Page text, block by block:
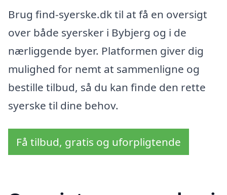
Brug find-syerske.dk til at få en oversigt
over både syersker i Bybjerg og i de
nærliggende byer. Platformen giver dig
mulighed for nemt at sammenligne og
bestille tilbud, så du kan finde den rette
syerske til dine behov.
Få tilbud, gratis og uforpligtende